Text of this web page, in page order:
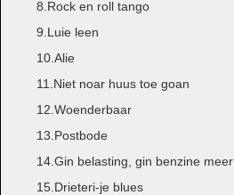
8.Rock en roll tango
9.Luie leen
10.Alie
11.Niet noar huus toe goan
12.Woenderbaar
13.Postbode
14.Gin belasting, gin benzine meer
15.Drieteri-je blues